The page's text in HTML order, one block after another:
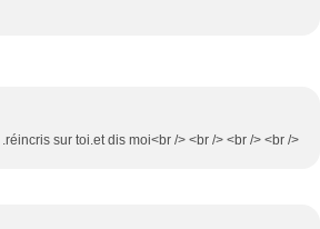
sur toi.et dis moi<br /> <br /> <br /> <br />